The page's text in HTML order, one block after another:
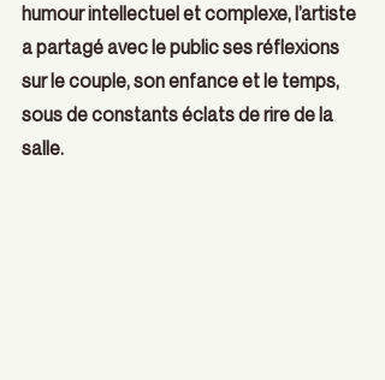
humour intellectuel et complexe, l’artiste
a partagé avec le public ses réflexions
sur le couple, son enfance et le temps,
sous de constants éclats de rire de la
salle.